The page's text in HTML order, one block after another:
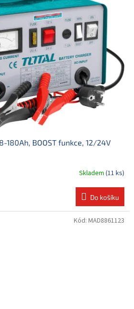
180Ah, BOOST funkce, 12/24V
Skladem (11 ks)
Do košíku
Kód: MAD8861123